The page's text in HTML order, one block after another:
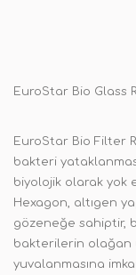
EuroStar Bio Glass
EuroStar Bio Filter
bakteri
biyolojik olarak yok
Hexagon, altıgen
gözeneğe sahiptir,
bakterilerin olağan
yuvalanmasına